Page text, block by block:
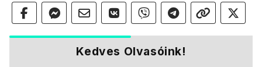
Kedves Olvasóink!